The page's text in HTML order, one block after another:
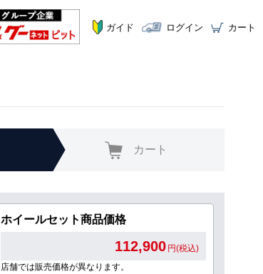
ガイド ログイン カート
カート
ホイールセット商品価格
112,900 円(税込)
店舗では販売価格が異なります。